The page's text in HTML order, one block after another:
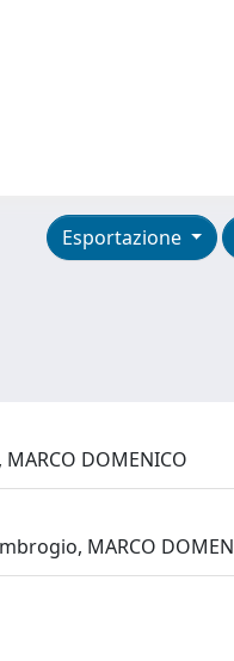
Esportazione
DOMENICO
MARCO